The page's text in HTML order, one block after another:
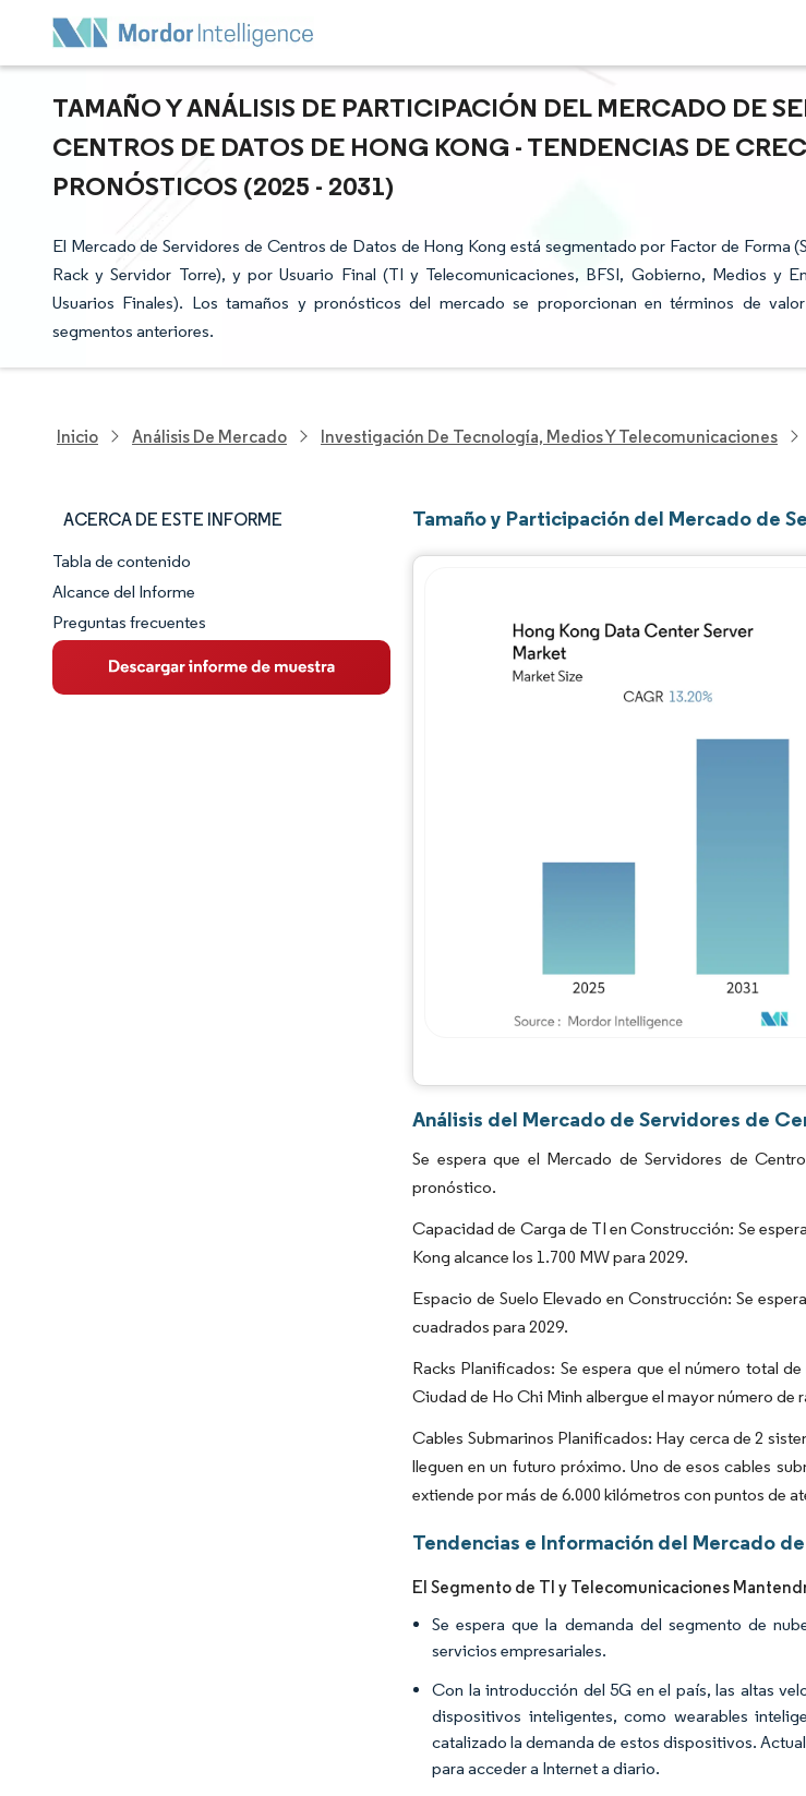
TAMAÑO Y ANÁLISIS DE PARTICIPACIÓN DEL MERCADO DE
CENTROS DE DATOS DE HONG KONG - TENDENCIAS DE
PRONÓSTICOS (2025 - 2031)
El Mercado de Servidores de Centros de Datos de Hong Kong está segmentado por Factor de Forma
Rack y Servidor Torre), y por Usuario Final (TI y Telecomunicaciones, BFSI, Gobierno, Medios y
Usuarios Finales). Los tamaños y pronósticos del mercado se proporcionan en términos de
segmentos anteriores.
Inicio Análisis De Mercado Investigación De Tecnología, Medios Y Telecomunicaciones
ACERCA DE ESTE INFORME
Panorama del Mercado
Visión General del Mercado
Tendencias Principales del Mercado
Tabla de contenido
Alcance del Informe
Preguntas frecuentes
Tamaño y Participación del Mercado de
Análisis del Mercado de Servidores de
Se espera que el Mercado de Servidores de
pronóstico.
Capacidad de Carga de TI en Construcción: Se
Kong alcance los 1.700 MW para 2029.
Espacio de Suelo Elevado en Construcción: Se
cuadrados para 2029.
Racks Planificados: Se espera que el número total
Ciudad de Ho Chi Minh albergue el mayor número de
Cables Submarinos Planificados: Hay cerca de 2
lleguen en un futuro próximo. Uno de esos cables
extiende por más de 6.000 kilómetros con puntos de
Tendencias e Información del Mercado
El Segmento de TI y Telecomunicaciones
Se espera que la demanda del segmento de
servicios empresariales.
Con la introducción del 5G en el país, las altas
dispositivos inteligentes, como wearables
catalizado la demanda de estos dispositivos.
para acceder a Internet a diario.